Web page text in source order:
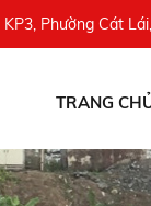
Phường Cát
TRANG